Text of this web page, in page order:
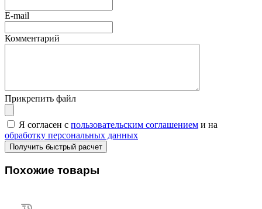
E-mail
Комментарий
Прикрепить файл
Я согласен с пользовательским соглашением и на
обработку персональных данных
Похожие товары